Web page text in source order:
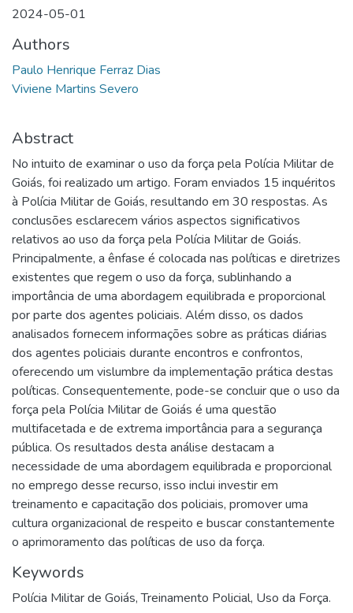
2024-05-01
Authors
Paulo Henrique Ferraz Dias
Viviene Martins Severo
Abstract
No intuito de examinar o uso da força pela Polícia Militar de
Goiás, foi realizado um artigo. Foram enviados 15 inquéritos
à Polícia Militar de Goiás, resultando em 30 respostas. As
conclusões esclarecem vários aspectos significativos
relativos ao uso da força pela Polícia Militar de Goiás.
Principalmente, a ênfase é colocada nas políticas e diretrizes
existentes que regem o uso da força, sublinhando a
importância de uma abordagem equilibrada e proporcional
por parte dos agentes policiais. Além disso, os dados
analisados fornecem informações sobre as práticas diárias
dos agentes policiais durante encontros e confrontos,
oferecendo um vislumbre da implementação prática destas
políticas. Consequentemente, pode-se concluir que o uso da
força pela Polícia Militar de Goiás é uma questão
multifacetada e de extrema importância para a segurança
pública. Os resultados desta análise destacam a
necessidade de uma abordagem equilibrada e proporcional
no emprego desse recurso, isso inclui investir em
treinamento e capacitação dos policiais, promover uma
cultura organizacional de respeito e buscar constantemente
o aprimoramento das políticas de uso da força.
Keywords
Polícia Militar de Goiás,Treinamento Policial, Uso da Força.